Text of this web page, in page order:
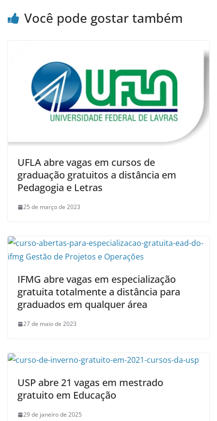
Você pode gostar também
UFLA abre vagas em cursos de
graduação gratuitos a distância em
Pedagogia e Letras
25 de março de 2023
IFMG abre vagas em especialização
gratuita totalmente a distância para
graduados em qualquer área
27 de maio de 2023
USP abre 21 vagas em mestrado
gratuito em Educação
29 de janeiro de 2025